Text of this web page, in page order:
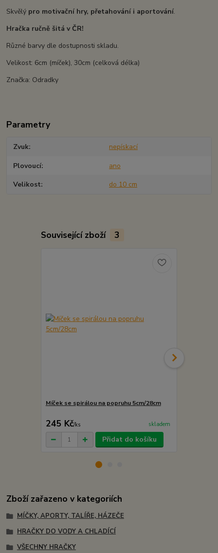
Skvělý pro motivační hry, přetahování i aportování.
Hračka ručně šitá v ČR!
Různé barvy dle dostupnosti skladu.
Velikost: 6cm (míček), 30cm (celková délka)
Značka: Odradky
Parametry
Zvuk nepískací
Plovoucí ano
Velikost do 10 cm
Související zboží 3
Míček se spirálou na popruhu 5cm/28cm
245 Kč/ks skladem
Přidat do košíku
Zboží zařazeno v kategoriích
MÍČKY, APORTY, TALÍŘE, HÁZEČE
HRAČKY DO VODY A CHLADÍCÍ
VŠECHNY HRAČKY